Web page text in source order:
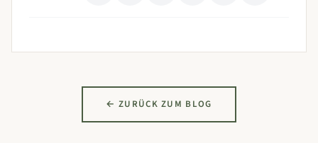
← ZURÜCK ZUM BLOG